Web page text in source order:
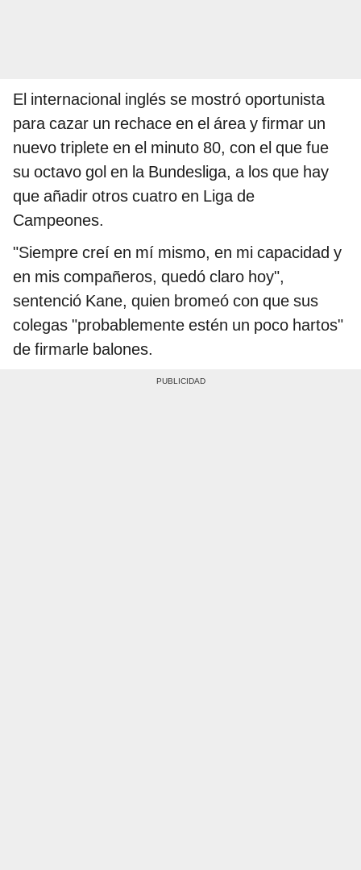
El internacional inglés se mostró oportunista
para cazar un rechace en el área y firmar un
nuevo triplete en el minuto 80, con el que fue
su octavo gol en la Bundesliga, a los que hay
que añadir otros cuatro en Liga de
Campeones.
"Siempre creí en mí mismo, en mi capacidad y
en mis compañeros, quedó claro hoy",
sentenció Kane, quien bromeó con que sus
colegas "probablemente estén un poco hartos"
de firmarle balones.